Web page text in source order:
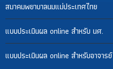
สมาคมพยาบาลนมแม่ประเทศไทย
แบบประเมินผล online สำหรับ นศ.
แบบประเมินผล online สำหรับอาจารย์